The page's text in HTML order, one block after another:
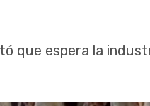
que espera la